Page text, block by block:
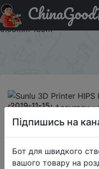
Код на знижку Save 60%
HIPS Filament Silk
0.05mm 135m
2019-11-15
Sunlu 3D
1.75mm
0.05mm 135m
Підпишись на
Бот для швидкого
вашого товару на